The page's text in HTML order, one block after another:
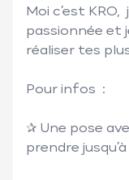
Moi c’est
passionnée et
réaliser tes
Pour infos  :
✰ Une pose
prendre